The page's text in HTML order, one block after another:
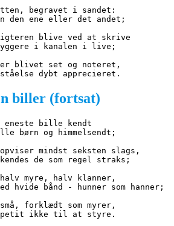
begravet i sandet:
den ene eller det andet;
blive ved at skrive
i kanalen i live;
blivet set og noteret,
forståelse dybt apprecieret.
biller (fortsat)
eneste bille kendt
alle børn og himmelsendt;
mindst seksten slags,
genkendes de som regel straks;
myre, halv klanner,
med hvide bånd - hunner som hanner;
forklædt som myrer,
appetit ikke til at styre.